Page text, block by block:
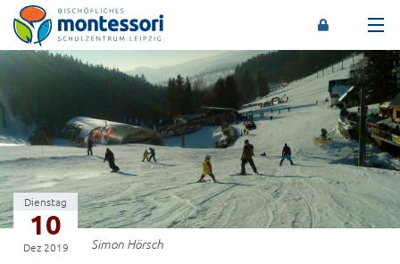
Montessori-Schulzentrum Leipzig
Dienstag
10
Dez 2019 Simon Hörsch